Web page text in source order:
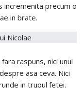
incremenita precum o
in brate.
raspuns, nici unul
asa ceva. Nici
in trupul fetei.